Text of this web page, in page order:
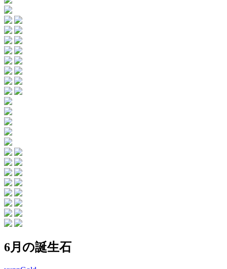
6月の誕生石